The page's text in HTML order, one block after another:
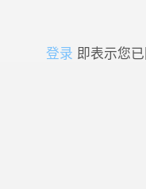
登录 即表示您